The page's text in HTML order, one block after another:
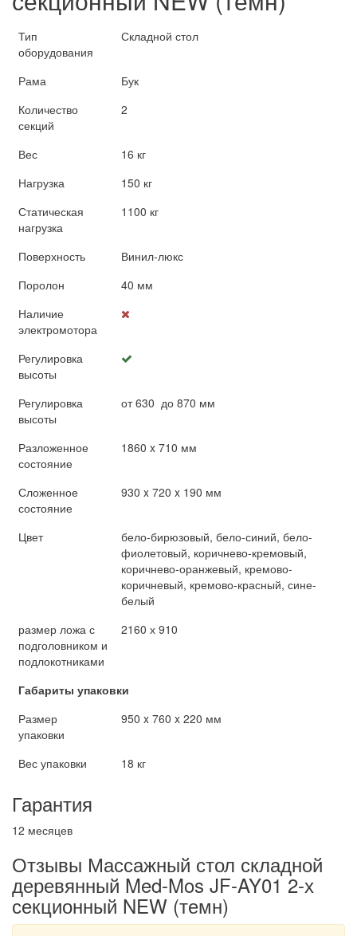
Тип
оборудования
Складной стол
Рама
Бук
Количество
секций
2
Вес
16 кг
Нагрузка
150 кг
Статическая
нагрузка
1100 кг
Поверхность
Винил-люкс
Поролон
40 мм
Наличие
электромотора
Регулировка
высоты
Регулировка
высоты
от 630 до 870 мм
Разложенное
состояние
1860 x 710 мм
Сложенное
состояние
930 x 720 x 190 мм
Цвет
бело-бирюзовый, бело-синий, бело-
фиолетовый, коричнево-кремовый,
коричнево-оранжевый, кремово-
коричневый, кремово-красный, сине-
белый
размер ложа с
подголовником и
подлокотниками
2160 х 910
Габариты упаковки
Размер
упаковки
950 x 760 x 220 мм
Вес упаковки 18 кг
Гарантия
12 месяцев
Отзывы Массажный стол складной
деревянный Med-Mos JF-AY01 2-х
секционный NEW (темн)